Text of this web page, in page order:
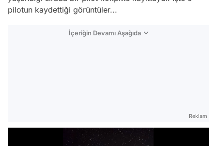
pilotun kaydettiği görüntüler...
İçeriğin Devamı Aşağıda
Reklam